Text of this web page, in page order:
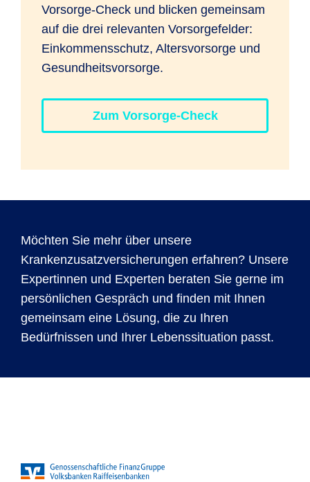
Vorsorge-Check und blicken gemeinsam
auf die drei relevanten Vorsorgefelder:
Einkommensschutz, Altersvorsorge und
Gesundheitsvorsorge.
Zum Vorsorge-Check
Möchten Sie mehr über unsere
Krankenzusatzversicherungen erfahren? Unsere
Expertinnen und Experten beraten Sie gerne im
persönlichen Gespräch und finden mit Ihnen
gemeinsam eine Lösung, die zu Ihren
Bedürfnissen und Ihrer Lebenssituation passt.